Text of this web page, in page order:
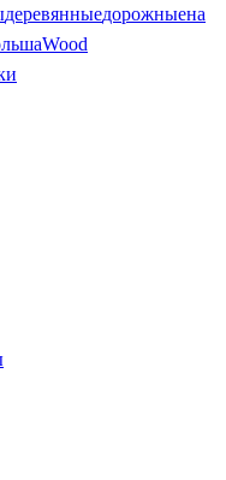
деревянныедорожныена
Wood